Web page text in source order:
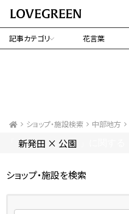
記事カテゴリ 花言葉
ショップ・施設検索 中部地方
新発田 × 公園
ショップ・施設を検索